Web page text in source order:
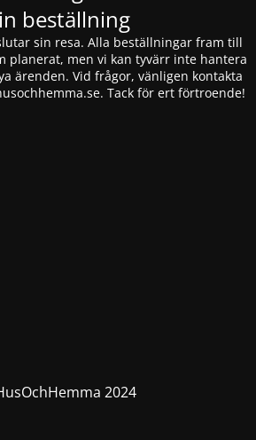
beställning
sin resa. Alla beställningar fram till
planerat, men vi kan tyvärr inte hantera
ärenden. Vid frågor, vänligen kontakta
. Tack för ert förtroende!
2024